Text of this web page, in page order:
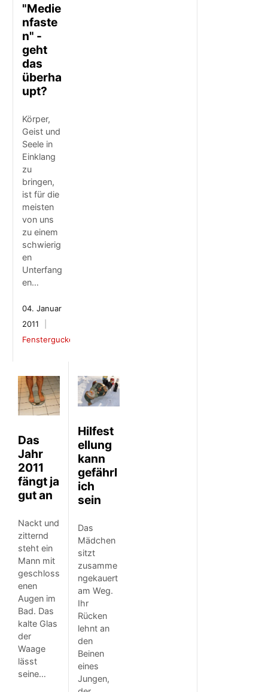
"Medie
nfaste
n" -
geht
das
überha
upt?
Körper,
Geist und
Seele in
Einklang
zu
bringen,
ist für die
meisten
von uns
zu einem
schwierig
en
Unterfang
en…
04. Januar
2011
Fenstergucker
Das
Jahr
2011
fängt ja
gut an
Nackt und
zitternd
steht ein
Mann mit
geschloss
enen
Augen im
Bad. Das
kalte Glas
der
Waage
lässt
seine…
Hilfest
ellung
kann
gefährl
ich
sein
Das
Mädchen
sitzt
zusamme
ngekauert
am Weg.
Ihr
Rücken
lehnt an
den
Beinen
eines
Jungen,